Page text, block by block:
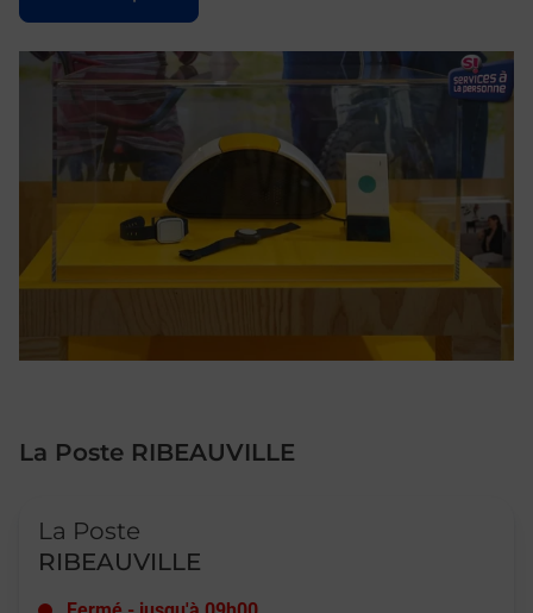
La Poste RIBEAUVILLE
La Poste
RIBEAUVILLE